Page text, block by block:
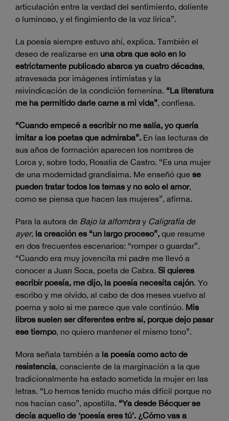
articulación entre la verdad del sentimiento, doliente
o luminoso, y el fingimiento de la voz lírica”.
La poesía siempre estuvo ahí, explica. También el
deseo de realizarse en una obra que solo en lo
estrictamente publicado abarca ya cuatro décadas,
atravesada por imágenes intimistas y la
reivindicación de la condición femenina. “La literatura
me ha permitido darle carne a mi vida”, confiesa.
“Cuando empecé a escribir no me salía, yo quería
imitar a los poetas que admiraba”. En las lecturas de
sus años de formación aparecen los nombres de
Lorca y, sobre todo, Rosalía de Castro. “Es una mujer
de una modernidad grandísima. Me enseñó que se
pueden tratar todos los temas y no solo el amor,
como se piensa que hacen las mujeres”, afirma.
Para la autora de Bajo la alfombra y Caligrafía de
ayer, la creación es “un largo proceso”, que resume
en dos frecuentes escenarios: “romper o guardar”.
“Cuando era muy jovencita mi padre me llevó a
conocer a Juan Soca, poeta de Cabra. Si quieres
escribir poesía, me dijo, la poesía necesita cajón. Yo
escribo y me olvido, al cabo de dos meses vuelvo al
poema y solo si me parece que vale continúo. Mis
libros suelen ser diferentes entre sí, porque dejo pasar
ese tiempo, no quiero mantener el mismo tono”.
Mora señala también a la poesía como acto de
resistencia, consciente de la marginación a la que
tradicionalmente ha estado sometida la mujer en las
letras. “Lo hemos tenido mucho más difícil porque no
nos hacían caso”, apostilla. “Ya desde Bécquer se
decía aquello de ‘poesía eres tú’. ¿Cómo vas a